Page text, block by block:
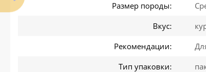
Размер породы:
Вкус:
Рекомендации:
Тип упаковки: